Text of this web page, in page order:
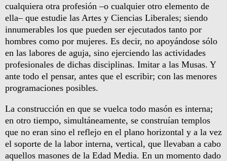
cualquiera otra profesión –o cualquier otro elemento de
ella– que estudie las Artes y Ciencias Liberales; siendo
innumerables los que pueden ser ejecutados tanto por
hombres como por mujeres. Es decir, no apoyándose sólo
en las labores de aguja, sino ejerciendo las actividades
profesionales de dichas disciplinas. Imitar a las Musas. Y
ante todo el pensar, antes que el escribir; con las menores
programaciones posibles.
La construcción en que se vuelca todo masón es interna;
en otro tiempo, simultáneamente, se construían templos
que no eran sino el reflejo en el plano horizontal y a la vez
el soporte de la labor interna, vertical, que llevaban a cabo
aquellos masones de la Edad Media. En un momento dado